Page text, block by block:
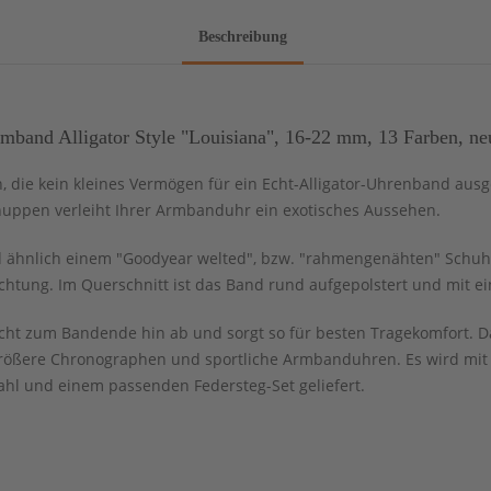
Beschreibung
Alligator Style "Louisiana", 16-22 mm, 13 Farben,
kein kleines Vermögen für ein Echt-Alligator-Uhrenband
verleiht Ihrer Armbanduhr ein exotisches Aussehen.
einem "Goodyear welted", bzw. "rahmengenähten"
Im Querschnitt ist das Band rund aufgepolstert und mit
zum Bandende hin ab und sorgt so für besten Tragekomfort.
Chronographen und sportliche Armbanduhren. Es wird
und einem passenden Federsteg-Set geliefert.